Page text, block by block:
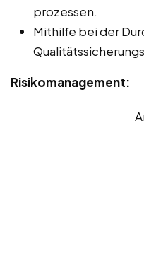
prozessen.
Mithilfe bei der
Risikomanagement: